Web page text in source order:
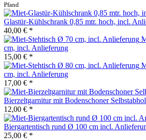
Pfand
Glastür-Kühlschrank 0,85 mtr. hoch, incl.
40,00 € *
cm, incl. Anlieferung
15,00 € *
cm, incl. Anlieferung
17,00 € *
Bierzeltgarnitur mit Bodenschoner
12,00 € *
Biergartentisch rund Ø 100 cm incl.
25,00 € *